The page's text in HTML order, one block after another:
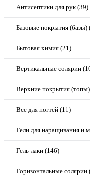
Антисептики для рук (39)
Базовые покрытия (базы)
Бытовая химия (21)
Вертикальные солярии
Верхние покрытия
Все для ногтей (11)
Гели для наращивания и
Гель-лаки (146)
Горизонтальные солярии